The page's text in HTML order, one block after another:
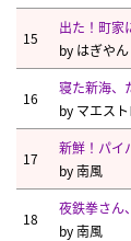
15
出た！町家
by はぎやん
16
寝た新海、
by マエス
17
新鮮！パイ
by南風
18
夜鉄拳さん
by南風